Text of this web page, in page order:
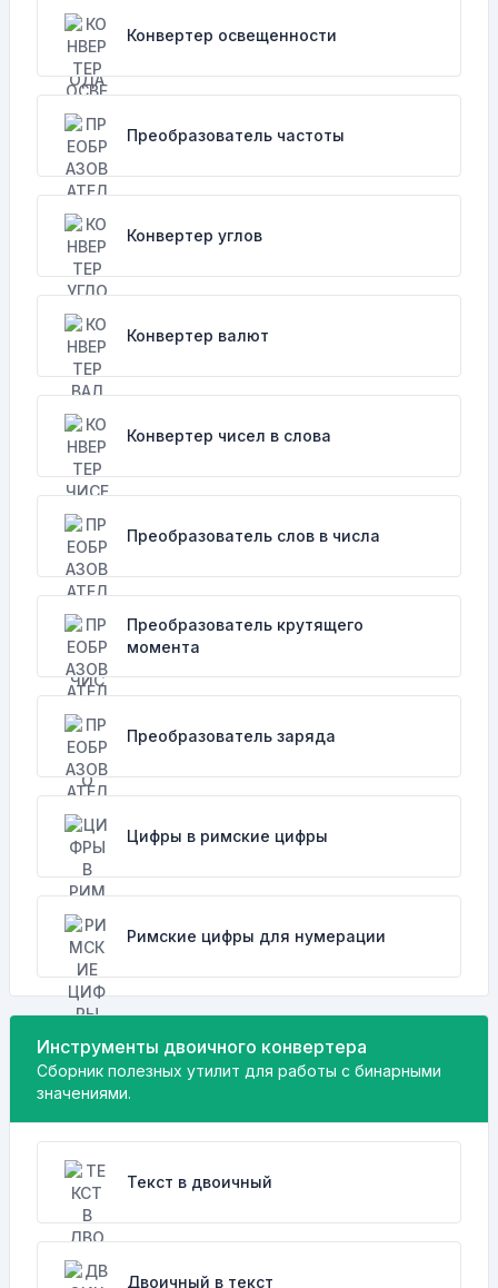
Конвертер освещенности
Преобразователь частоты
Конвертер углов
Конвертер валют
Конвертер чисел в слова
Преобразователь слов в числа
Преобразователь крутящего
момента
Преобразователь заряда
Цифры в римские цифры
Римские цифры для нумерации
Инструменты двоичного конвертера
Сборник полезных утилит для работы с бинарными
значениями.
Текст в двоичный
Двоичный в текст